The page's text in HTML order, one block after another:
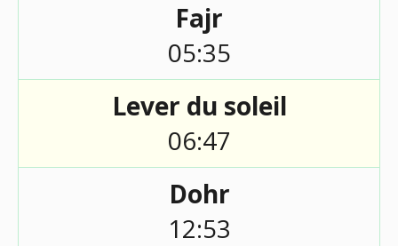
Fajr
05:35
Lever du soleil
06:47
Dohr
12:53